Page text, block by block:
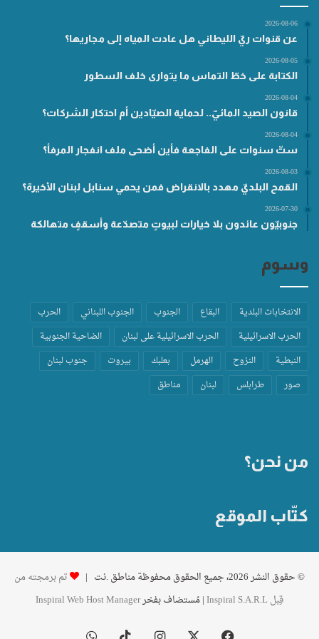
2026-08-06
عن قنوات ريّ الليطاني هل عادت المياه إلى مجاريها؟
2026-08-05
الكتابة على خطّ التماس ما يتوارى خلف السطور
2026-08-04
قانون الصيد المائيّ.. لحماية الصيّادين أم احتكار الشركات؟
2026-08-04
ستّ سنوات على الفاجعة فأين أضحى ملف انفجار المرفأ؟
2026-08-03
القمح البلديّ مهدد بالانقراض فمن يحمي سنابل لبنان الأخيرة؟
2026-07-30
جنوبيّون عائدون بلا خيارات لبيوتٍ متصدّعة وأسقفٍ متهالكة
وسوم
الانتخابات البلدية البقاع الجنوب الجنوب اللبناني
الحرب
الحرب الاسرائيلية
الحرب الاسرائيلية على لبنان
الضاحية الجنوبية
النبطية
النزوح الهرمل بعلبك بيروت
جنوب لبنان
صور
طرابلس لبنان مناطق
من نحن؟
كتّاب الموقع
© حقوق النشر 2026، جميع الحقوق محفوظة مناطق .نت |
تم برمجته من
قِبل Inspiral S.A.R.L
| مُستضاف بفخرInspiral Web Host Manager